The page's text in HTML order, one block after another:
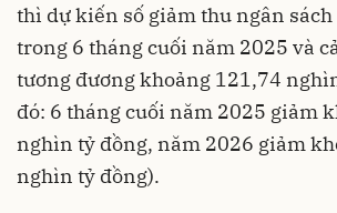
thì dự kiến số giảm thu ngân
trong 6 tháng cuối năm 2025 và
tương đương khoảng 121,74
đó: 6 tháng cuối năm 2025 giảm
nghìn tỷ đồng, năm 2026 giảm
nghìn tỷ đồng).